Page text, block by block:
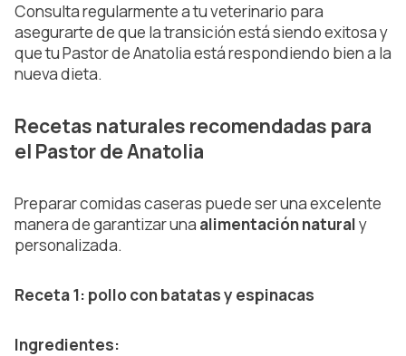
Consulta regularmente a tu veterinario para
asegurarte de que la transición está siendo exitosa y
que tu Pastor de Anatolia está respondiendo bien a la
nueva dieta.
Recetas naturales recomendadas para
el Pastor de Anatolia
Preparar comidas caseras puede ser una excelente
manera de garantizar una alimentación naturaly
personalizada.
Receta 1: pollo con batatas y espinacas
Ingredientes: